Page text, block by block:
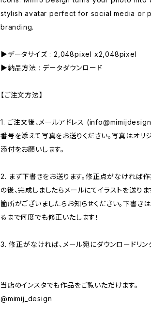
stylish avatar perfect for social media or
branding.
▶︎データサイズ : 2,048pixel x2,048pixel
▶︎納品方法 : データダウンロード
【ご注文方法】
1. ご注文後、メールアドレス (
番号を添えて写真をお送りください。写真はオリ
添付をお願いします。
2. まず下書きをお送ります。修正点がなければ作
の後、完成しましたらメールにてイラストを送り
箇所がございましたらお知らせください。下書き
るまで何度でも修正いたします！
3. 修正がなければ、メール宛にダウンロードリン
当店のインスタでも作品をご覧いただけます。
@mimij_design